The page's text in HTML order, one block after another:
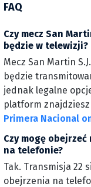
FAQ
Czy mecz San
będzie w telewizji?
Mecz San Martin
będzie
jednak legalne
platform
Primera Nacional
Czy mogę obejrzeć
na telefonie?
Tak. Transmisja 22
obejrzenia na